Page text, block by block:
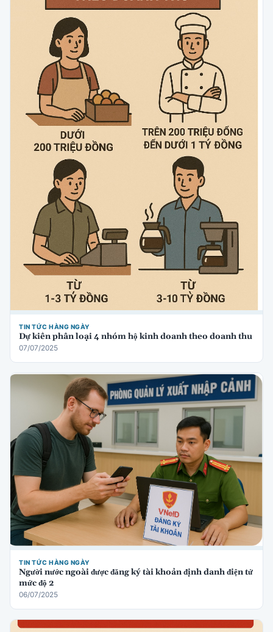
TIN TỨC HÀNG NGÀY
Dự kiến phân loại 4 nhóm hộ kinh doanh theo doanh thu
07/07/2025
TIN TỨC HÀNG NGÀY
Người nước ngoài được đăng ký tài khoản định danh điện tử
mức độ 2
06/07/2025